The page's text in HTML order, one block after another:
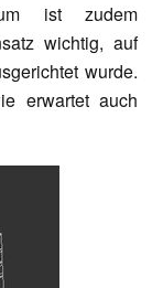
ist zudem
wichtig, auf
wurde.
erwartet auch